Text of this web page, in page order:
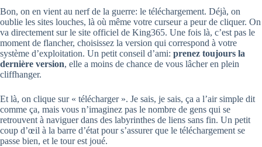
Bon, on en vient au nerf de la guerre: le téléchargement. Déjà, on
oublie les sites louches, là où même votre curseur a peur de cliquer. On
va directement sur le site officiel de King365. Une fois là, c’est pas le
moment de flancher, choisissez la version qui correspond à votre
système d’exploitation. Un petit conseil d’ami: prenez toujours la
dernière version, elle a moins de chance de vous lâcher en plein
cliffhanger.
Et là, on clique sur « télécharger ». Je sais, je sais, ça a l’air simple dit
comme ça, mais vous n’imaginez pas le nombre de gens qui se
retrouvent à naviguer dans des labyrinthes de liens sans fin. Un petit
coup d’œil à la barre d’état pour s’assurer que le téléchargement se
passe bien, et le tour est joué.